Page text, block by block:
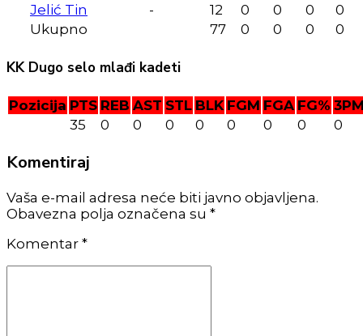
Jelić Tin
- 12 0 0 0
0
Ukupno
77 0 0 0 0
KK Dugo selo mlađi kadeti
Pozicija PTS REB AST STL BLK FGM FGA FG%
35
0 0 0 0 0 0 0 0
Komentiraj
Vaša e-mail adresa neće biti javno objavljena.
Obavezna polja označena su *
Komentar *